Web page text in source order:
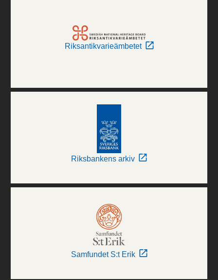
Riksantikvarieämbetet
Riksbankens arkiv
Samfundet S:t Erik